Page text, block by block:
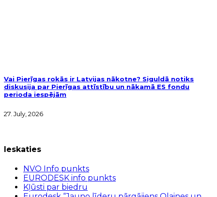
Vai Pierīgas rokās ir Latvijas nākotne? Siguldā notiks
diskusija par Pierīgas attīstību un nākamā ES fondu
perioda iespējām
27. July, 2026
Ieskaties
NVO Info punkts
EURODESK info punkts
Kļūsti par biedru